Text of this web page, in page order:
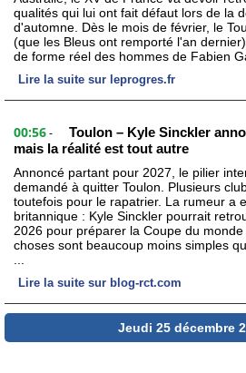
qualités qui lui ont fait défaut lors de la
d'automne. Dès le mois de février, le
(que les Bleus ont remporté l'an
de forme réel des hommes de Fabien
Lire la suite sur leprogres.fr
00:56 -
Toulon – Kyle Sinckler
mais la réalité est tout autre
Annoncé partant pour 2027, le pilier
demandé à quitter Toulon. Plusieurs
toutefois pour le rapatrier. La rumeur a
britannique : Kyle Sinckler pourrait
2026 pour préparer la Coupe du
choses sont beaucoup moins simples
Lire la suite sur blog-rct.com
Jeudi 25 décembre